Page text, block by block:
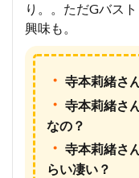
り。。ただGバス
興味も。
・ 寺本莉緒さ
・ 寺本莉緒さ
なの？
・ 寺本莉緒さ
らい凄い？